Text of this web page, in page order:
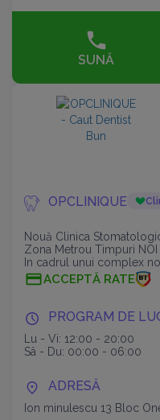
SUNĂ
OPCLINIQUE
Nouă Clinica
Zona Metrou Timpuri
In cadrul unui complex
NoiACCEPTĂ RATE
PROGRAM DE
Lu - Vi: 12:00 - 20:00
Sâ - Du: 00:00 - 06:00
ADRESĂ
Ion minulescu 13 Bloc